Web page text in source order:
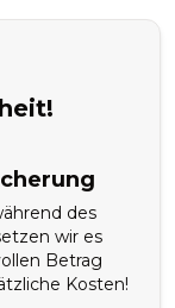
des
wir es
Betrag
Kosten!